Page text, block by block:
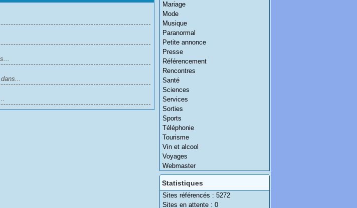
Mariage
Mode
Musique
Paranormal
Petite annonce
Presse
Référencement
Rencontres
Santé
Sciences
Services
Sorties
Sports
Téléphonie
Tourisme
Vin et alcool
Voyages
Webmaster
Statistiques
Sites référencés : 5272
Sites en attente : 0